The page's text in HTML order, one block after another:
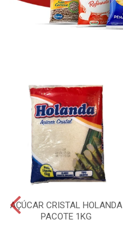
AÇÚCAR CRISTAL HOLANDA
PACOTE 1KG